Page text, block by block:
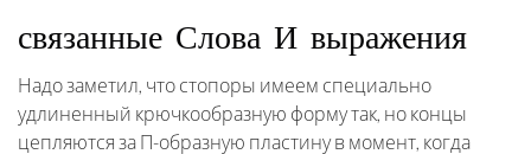
связанные Слова И выражения
Надо заметил, что стопоры имеем специально
удлиненный крючкообразную форму так, но концы
цепляются за П-образную пластину в момент, когда